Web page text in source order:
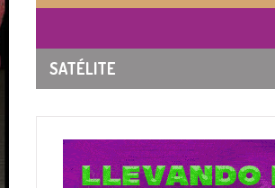
SATÉLITE